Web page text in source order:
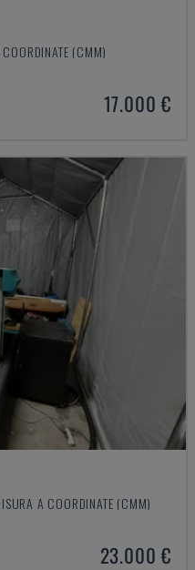
(CMM)
17.000 €
A COORDINATE (CMM)
23.000 €